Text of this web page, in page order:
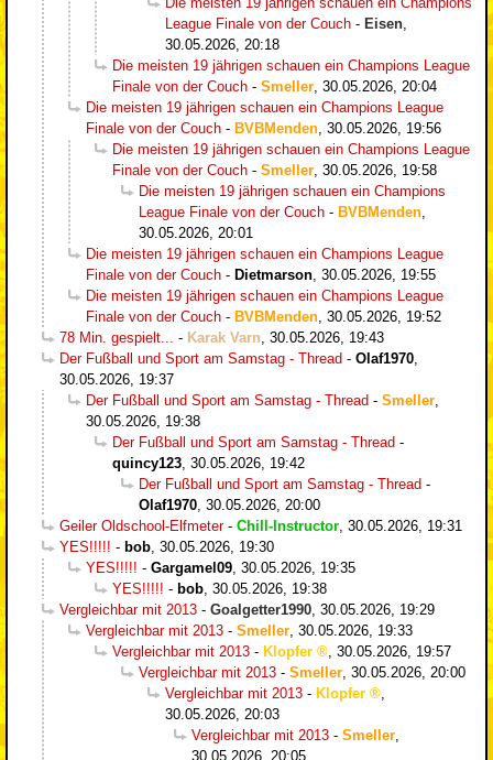
League Finale von der Couch - Eisen,
30.05.2026, 20:18
Die meisten 19 jährigen schauen ein Champions League
Finale von der Couch - Smeller, 30.05.2026, 20:04
Die meisten 19 jährigen schauen ein Champions League
Finale von der Couch - BVBMenden, 30.05.2026, 19:56
Die meisten 19 jährigen schauen ein Champions League
Finale von der Couch - Smeller, 30.05.2026, 19:58
Die meisten 19 jährigen schauen ein Champions
League Finale von der Couch - BVBMenden,
30.05.2026, 20:01
Die meisten 19 jährigen schauen ein Champions League
Finale von der Couch - Dietmarson, 30.05.2026, 19:55
Die meisten 19 jährigen schauen ein Champions League
Finale von der Couch - BVBMenden, 30.05.2026, 19:52
78 Min. gespielt... - Karak Varn, 30.05.2026, 19:43
Der Fußball und Sport am Samstag - Thread - Olaf1970,
30.05.2026, 19:37
Der Fußball und Sport am Samstag - Thread - Smeller,
30.05.2026, 19:38
Der Fußball und Sport am Samstag - Thread -
quincy123, 30.05.2026, 19:42
Der Fußball und Sport am Samstag - Thread -
Olaf1970, 30.05.2026, 20:00
Geiler Oldschool-Elfmeter- Chill-Instructor, 30.05.2026, 19:31
YES!!!!! - bob, 30.05.2026, 19:30
YES!!!!! - Gargamel09, 30.05.2026, 19:35
YES!!!!! - bob, 30.05.2026, 19:38
Vergleichbar mit 2013 - Goalgetter1990, 30.05.2026, 19:29
Vergleichbar mit 2013 - Smeller, 30.05.2026, 19:33
Vergleichbar mit 2013 - Klopfer , 30.05.2026, 19:57
Vergleichbar mit 2013 - Smeller, 30.05.2026, 20:00
Vergleichbar mit 2013 - Klopfer
,
30.05.2026, 20:03
Vergleichbar mit 2013 - Smeller,
30.05.2026, 20:05